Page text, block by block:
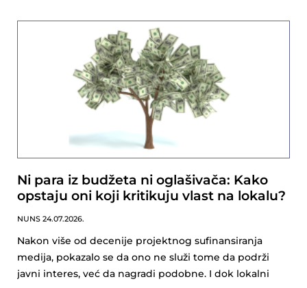
Ni para iz budžeta ni oglašivača: Kako
opstaju oni koji kritikuju vlast na lokalu?
NUNS 24.07.2026.
Nakon više od decenije projektnog sufinansiranja
medija, pokazalo se da ono ne služi tome da podrži
javni interes, već da nagradi podobne. I dok lokalni